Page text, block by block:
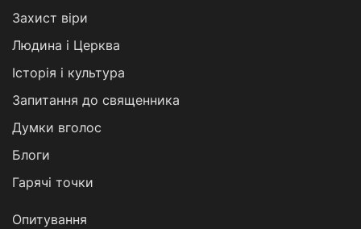
Захист віри
Людина і Церква
Історія і культура
Запитання до священника
Думки вголос
Блоги
Гарячі точки
Опитування